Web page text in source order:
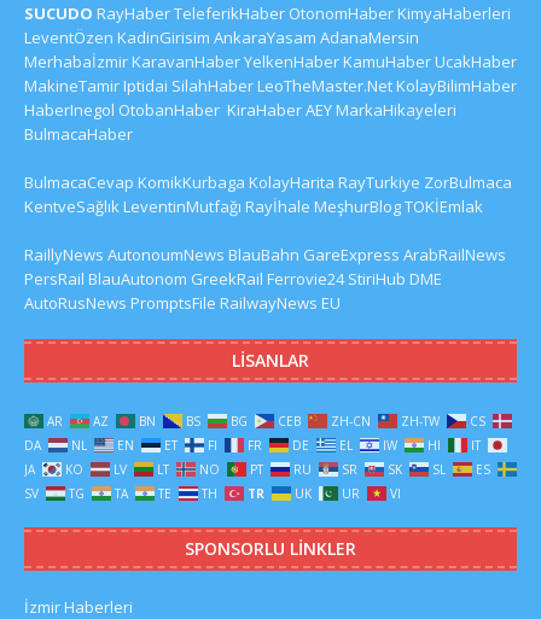
SUCUDO RayHaberTeleferikHaber OtonomHaberKimyaHaberleri
LeventÖzen KadinGirisim AnkaraYasam AdanaMersin
MerhabaİzmirKaravanHaberYelkenHaberKamuHaberUcakHaber
MakineTamirIptidai SilahHaberLeoTheMaster.NetKolayBilimHaber
HaberInegol OtobanHaber KiraHaberAEYMarkaHikayeleri
BulmacaHaber
BulmacaCevap KomikKurbaga KolayHarita RayTurkiye ZorBulmaca
KentveSağlıkLeventinMutfağı Rayİhale MeşhurBlogTOKİEmlak
RaillyNews AutonoumNews BlauBahn GareExpress ArabRailNews
PersRail BlauAutonom GreekRail Ferrovie24 StiriHub DME
AutoRusNews PromptsFile RailwayNews EU
LISANLAR
AR AZ BN BS BG CEB ZH-CN ZH-TW
CS
DA
NL EN ET FI FR DE EL IW HI
IT
JA
KO LV LT NO PT RU SR SK SL
ES
SV
TG TA TE TH TR UK UR VI
SPONSORLU LINKLER
İzmir Haberleri